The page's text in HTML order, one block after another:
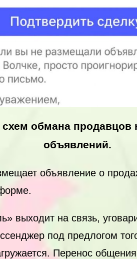
схем обмана продавцов
объявлений.
объявление о
на связь,
под предлогом
Перенос